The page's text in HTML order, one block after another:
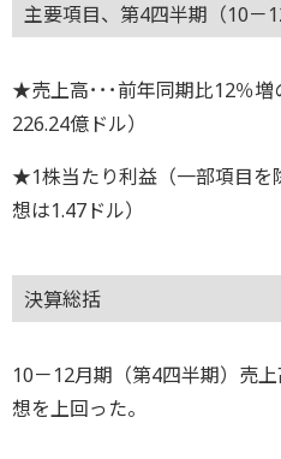
主要項目、第4四半期（10－
★売上高･･･前年同期比12％増
226.24億ドル）
★1株当たり利益（一部項目を
想は1.47ドル）
決算総括
10－12月期（第4四半期）売
想を上回った。